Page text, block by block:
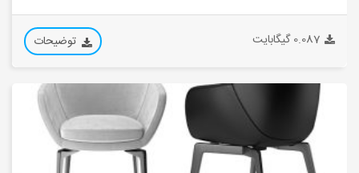
0.087 گیگابایت توضیحات